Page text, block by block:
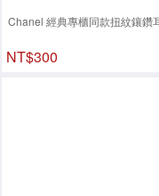
Chanel 經典專櫃同款扭紋鑲鑽
NT$300